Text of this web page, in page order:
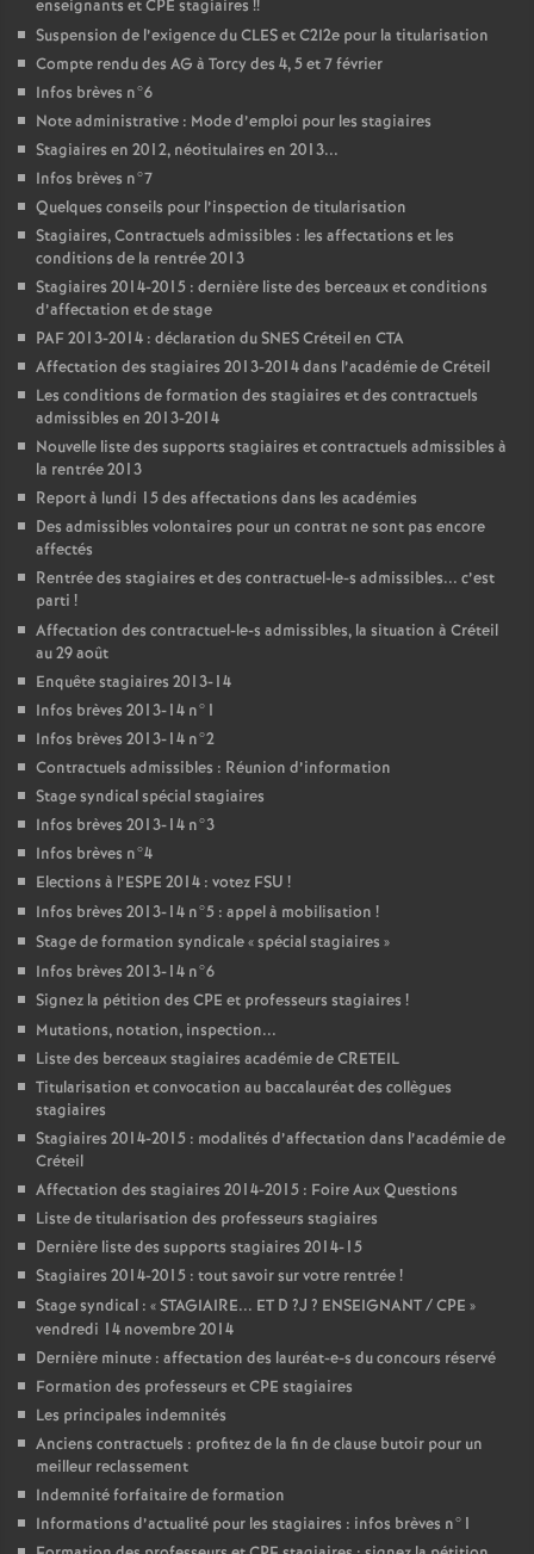
enseignants etCPE stagiaires !!
Suspension de l’exigence duCLESet C2I2e pour la titularisation
Compte rendu des AG à Torcy des 4, 5 et 7 février
Infos brèves n°6
Note administrative : Mode d’emploi pour les stagiaires
Stagiaires en 2012, néotitulaires en 2013...
Infos brèves n°7
Quelques conseils pour l’inspection de titularisation
Stagiaires, Contractuels admissibles : les affectations et les
conditions de la rentrée 2013
Stagiaires 2014-2015 : dernière liste des berceaux et conditions
d’affectation et de stage
PAF2013-2014 : déclaration duSNESCréteil en CTA
Affectation des stagiaires 2013-2014 dans l’académie de Créteil
Les conditions de formation des stagiaires et des contractuels
admissibles en 2013-2014
Nouvelle liste des supports stagiaires et contractuels admissibles à
la rentrée 2013
Report à lundi 15 des affectations dans les académies
Des admissibles volontaires pour un contrat ne sont pas encore
affectés
Rentrée des stagiaires et des contractuel-le-s admissibles... c’est
parti !
Affectation des contractuel-le-s admissibles, la situation à Créteil
au 29 août
Enquête stagiaires 2013-14
Infos brèves 2013-14 n°1
Infos brèves 2013-14 n°2
Contractuels admissibles : Réunion d’information
Stage syndical spécial stagiaires
Infos brèves 2013-14 n°3
Infos brèves n°4
Elections à l’ESPE 2014 : votez FSU !
Infos brèves 2013-14 n°5 : appel à mobilisation !
Stage de formation syndicale «spécial stagiaires »
Infos brèves 2013-14 n°6
Signez la pétition des CPE et professeurs stagiaires !
Mutations, notation, inspection...
Liste des berceaux stagiaires académie deCRETEIL
Titularisation et convocation au baccalauréat des collègues
stagiaires
Stagiaires 2014-2015 : modalités d’affectation dans l’académie de
Créteil
Affectation des stagiaires 2014-2015 : Foire Aux Questions
Liste de titularisation des professeurs stagiaires
Dernière liste des supports stagiaires 2014-15
Stagiaires 2014-2015 : tout savoir sur votre rentrée!
Stage syndical : «STAGIAIRE... ET D ?J ? ENSEIGNANT/CPE »
vendredi 14 novembre 2014
Dernière minute : affectation des lauréat-e-s du concours réservé
Formation des professeurs etCPE stagiaires
Les principales indemnités
Anciens contractuels : profitez de la fin de clause butoir pour un
meilleur reclassement
Indemnité forfaitaire de formation
Informations d’actualité pour les stagiaires : infos brèves n°1